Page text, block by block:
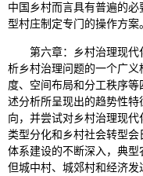
中国乡村而言具有普遍的
型村庄制定专门的操作方案。
第六章：乡村治理现
析乡村治理问题的一个广
度、空间布局和分工秩序
述分析所呈现出的趋势性
向，并尝试对乡村治理现
类型分化和乡村社会转型
体系建设的不断深入，典型
但城中村、城郊村和经济